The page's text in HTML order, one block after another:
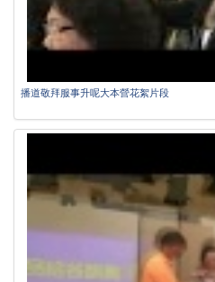
播道敬拜服事升呢大本營花絮片段